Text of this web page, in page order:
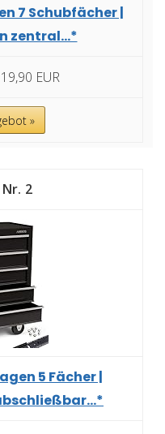
7 Schubfächer |
zentral...*
EUR
»
2
5 Fächer |